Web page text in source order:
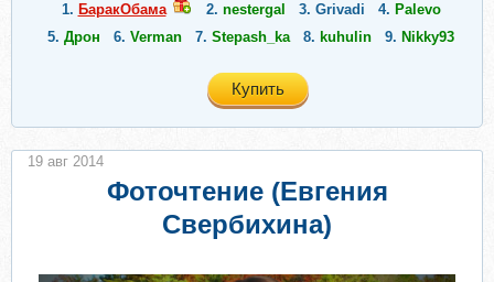
1. БаракОбама 2. nestergal 3. Grivadi 4. Palevo
5. Дрон 6. Verman 7. Stepash_ka 8. kuhulin 9. Nikky93
Купить
Фоточтение (Евгения
Свербихина)
19 авг 2014